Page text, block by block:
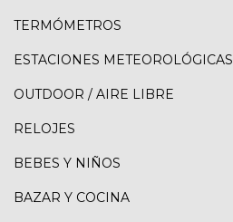
TERMÓMETROS
ESTACIONES METEOROLÓGICAS
OUTDOOR / AIRE LIBRE
RELOJES
BEBES Y NIÑOS
BAZAR Y COCINA